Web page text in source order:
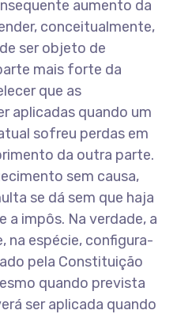
aumento da
conceitualmente,
ser objeto de
mais forte da
que as
aplicadas quando um
sofreu perdas em
da outra parte.
sem causa,
se dá sem que haja
a impôs. Na verdade, a
na espécie, configura-
pela Constituição
quando prevista
ser aplicada quando